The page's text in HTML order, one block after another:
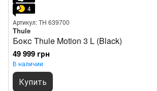
4
Артикул: TH 639700
Thule
Бокс Thule Motion 3 L (Black)
49 999 грн
В наличии
Купить